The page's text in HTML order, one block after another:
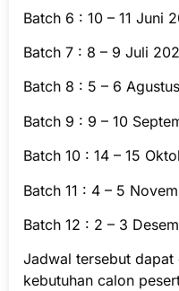
Batch 6 : 10 – 11 Juni
Batch 7 : 8 – 9 Juli
Batch 8 : 5 – 6
Batch 9 : 9 – 10
Batch 10 : 14 – 15
Batch 11 : 4 – 5
Batch 12 : 2 – 3
Jadwal tersebut dapat
kebutuhan calon